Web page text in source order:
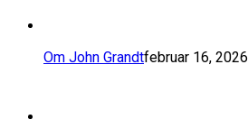
Om John Grandtfebruar 16, 2026